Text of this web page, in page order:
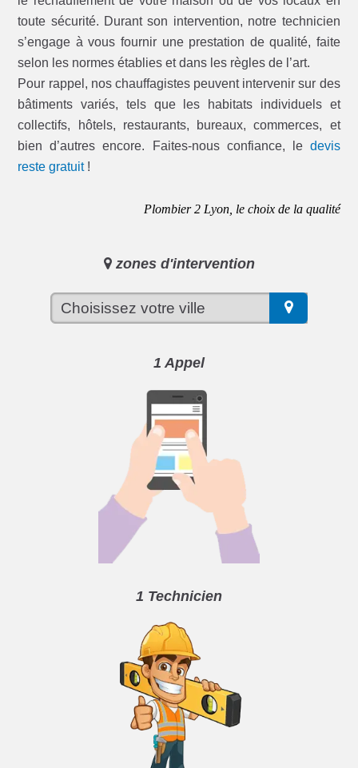
toute sécurité. Durant son intervention, notre technicien
s’engage à vous fournir une prestation de qualité, faite
selon les normes établies et dans les règles de l’art.
Pour rappel, nos chauffagistes peuvent intervenir sur des
bâtiments variés, tels que les habitats individuels et
collectifs, hôtels, restaurants, bureaux, commerces, et
bien d’autres encore. Faites-nous confiance, le devis
reste gratuit!
Plombier 2 Lyon, le choix de la qualité
zones d'intervention
1 Appel
1 Technicien